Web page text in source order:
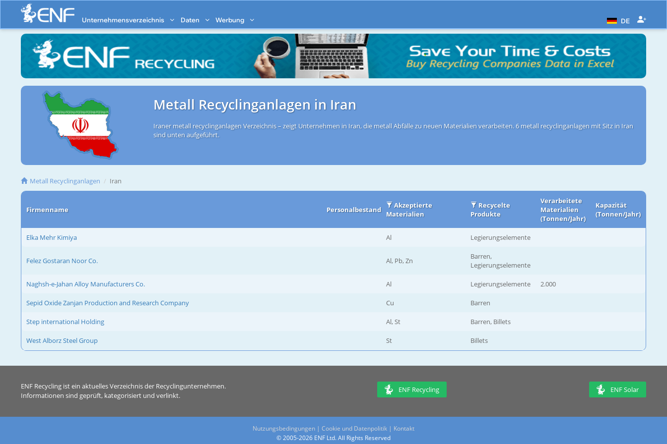
Unternehmensverzeichnis Daten Werbung DE
Metall Recyclinganlagen in Iran
Iraner metall recyclinganlagen Verzeichnis – zeigt Unternehmen in Iran, die metall Abfälle zu neuen Materialien verarbeiten. 6 metall recyclinganlagen mit Sitz in Iran
sind unten aufgeführt.
Metall Recyclinganlagen Iran
Firmenname Personalbestand
Akzeptierte
Materialien
Recycelte
Produkte
Verarbeitete
Materialien
(Tonnen/Jahr)
Kapazität
(Tonnen/Jahr)
Elka Mehr Kimiya Al Legierungselemente
Felez Gostaran Noor Co. Al, Pb, Zn
Barren,
Legierungselemente
Naghsh-e-Jahan Alloy Manufacturers Co. Al Legierungselemente 2.000
Sepid Oxide Zanjan Production and Research Company Cu Barren
Step international Holding Al, St Barren, Billets
West Alborz Steel Group St Billets
ENF Recycling ist ein aktuelles Verzeichnis der Recyclingunternehmen.
Informationen sind geprüft, kategorisiert und verlinkt.
ENF Recycling ENF Solar
Nutzungsbedingungen | Cookie und Datenpolitik | Kontakt
© 2005-2026 ENF Ltd. All Rights Reserved